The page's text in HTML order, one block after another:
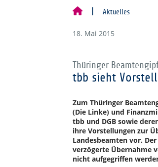
Aktuelles
18. Mai 2015
Thüringer
tbb sieht
Zum Thüringer
(Die Linke) und
tbb und DGB sowie
ihre Vorstellungen zur
Landesbeamten vor.
verzögerte Übernahme
nicht aufgegriffen